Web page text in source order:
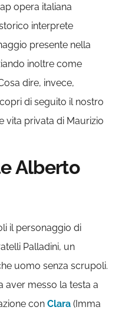
opera italiana
interprete
presente nella
inoltre come
dire, invece,
di seguito il nostro
vita privata di Maurizio
Alberto
il personaggio di
Palladini, un
uomo senza scrupoli.
aver messo la testa a
conClara (Imma